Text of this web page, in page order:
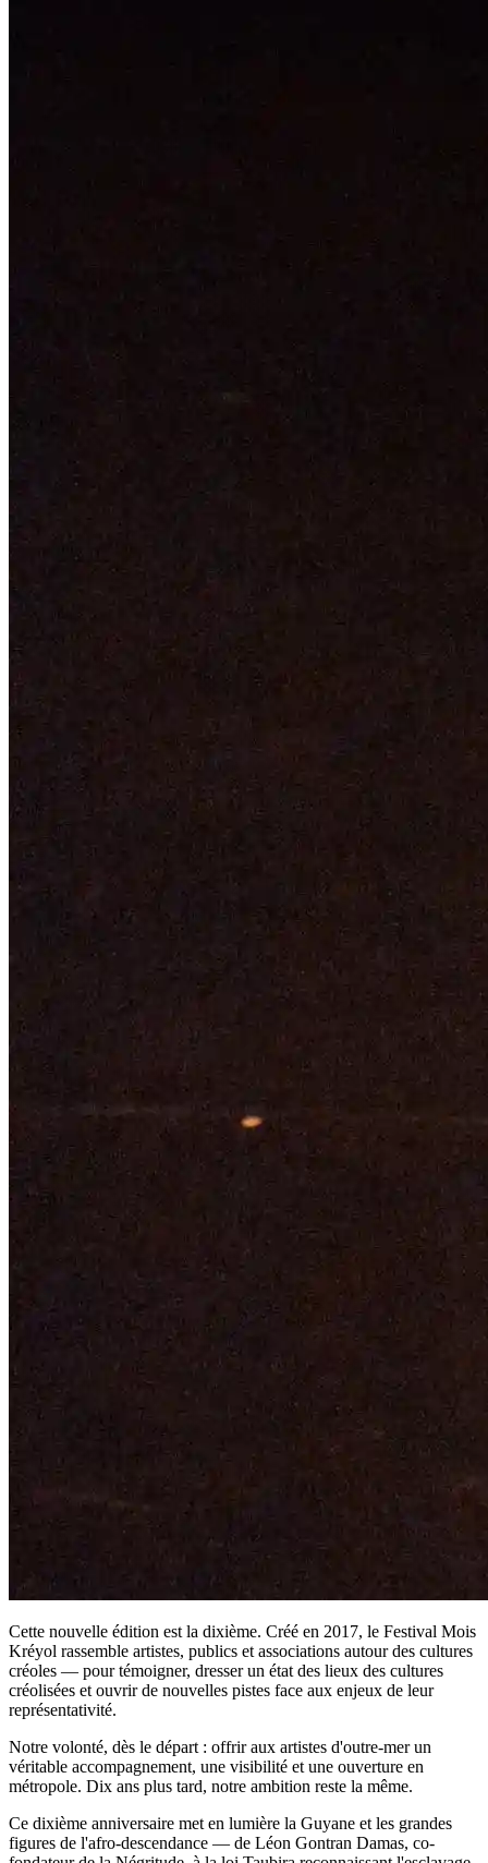
Cette nouvelle édition est la dixième. Créé en 2017, le Festival Mois
Kréyol rassemble artistes, publics et associations autour des cultures
créoles — pour témoigner, dresser un état des lieux des cultures
créolisées et ouvrir de nouvelles pistes face aux enjeux de leur
représentativité.
Notre volonté, dès le départ : offrir aux artistes d'outre-mer un
véritable accompagnement, une visibilité et une ouverture en
métropole. Dix ans plus tard, notre ambition reste la même.
Ce dixième anniversaire met en lumière la Guyane et les grandes
figures de l'afro-descendance — de Léon Gontran Damas, co-